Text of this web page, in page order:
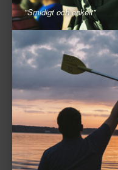
"Smidigt och enkelt"